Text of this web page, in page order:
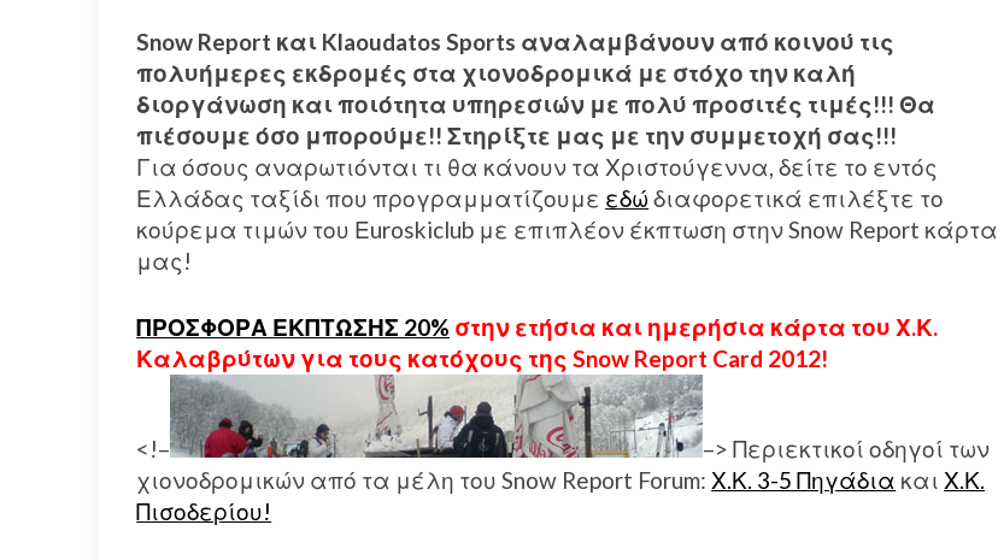
Snow Report και Klaoudatos Sports αναλαμβάνουν από κοινού τις
πολυήμερες εκδρομές στα χιονοδρομικά με στόχο την καλή
διοργάνωση και ποιότητα υπηρεσιών με πολύ προσιτές τιμές!!! Θα
πιέσουμε όσο μπορούμε!! Στηρίξτε μας με την συμμετοχή σας!!!
Για όσους αναρωτιόνται τι θα κάνουν τα Χριστούγεννα, δείτε το εντός
Ελλάδας ταξίδι που προγραμματίζουμε εδώ διαφορετικά επιλέξτε το
κούρεμα τιμών του Εuroskiclub με επιπλέον έκπτωση στην Snow Report κάρτα
μας!
ΠΡΟΣΦΟΡΑ ΕΚΠΤΩΣΗΣ 20% στην ετήσια και ημερήσια κάρτα του Χ.Κ.
Καλαβρύτων για τους κατόχους της Snow Report Card 2012!
<!–
–> Περιεκτικοί οδηγοί των
χιονοδρομικών από τα μέλη του Snow Report Forum: Χ.Κ. 3-5 Πηγάδια και Χ.Κ.
Πισοδερίου!